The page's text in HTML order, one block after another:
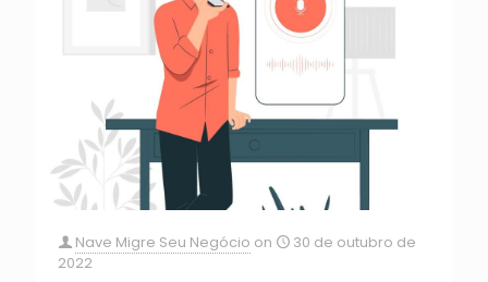
Nave Migre Seu Negócio on
30 de outubro de
2022